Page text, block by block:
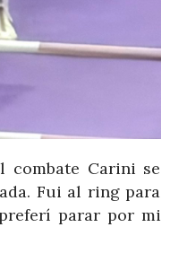
combate Carini se
Fui al ring para
parar por mi